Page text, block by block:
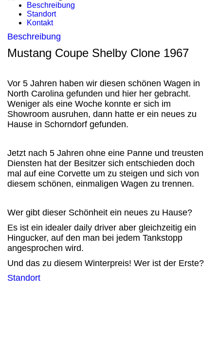
Beschreibung
Standort
Kontakt
Beschreibung
Mustang Coupe Shelby Clone 1967
Vor 5 Jahren haben wir diesen schönen Wagen in
North Carolina gefunden und hier her gebracht.
Weniger als eine Woche konnte er sich im
Showroom ausruhen, dann hatte er ein neues zu
Hause in Schorndorf gefunden.
Jetzt nach 5 Jahren ohne eine Panne und treusten
Diensten hat der Besitzer sich entschieden doch
mal auf eine Corvette um zu steigen und sich von
diesem schönen, einmaligen Wagen zu trennen.
Wer gibt dieser Schönheit ein neues zu Hause?
Es ist ein idealer daily driver aber gleichzeitig ein
Hingucker, auf den man bei jedem Tankstopp
angesprochen wird.
Und das zu diesem Winterpreis! Wer ist der Erste?
Standort